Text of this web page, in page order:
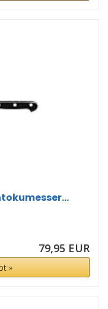
79,95 EUR
»